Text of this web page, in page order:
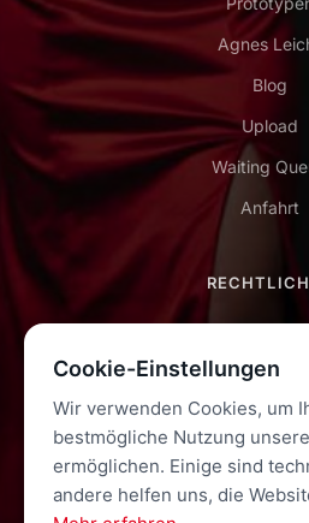
Agnes
Blog
Upload
Waiting
Anfahrt
Datenschutz
AGB
Kontakt
Cookie-Einstellungen
Wir verwenden Cookies, um
bestmögliche Nutzung
ermöglichen. Einige sind
andere helfen uns, die